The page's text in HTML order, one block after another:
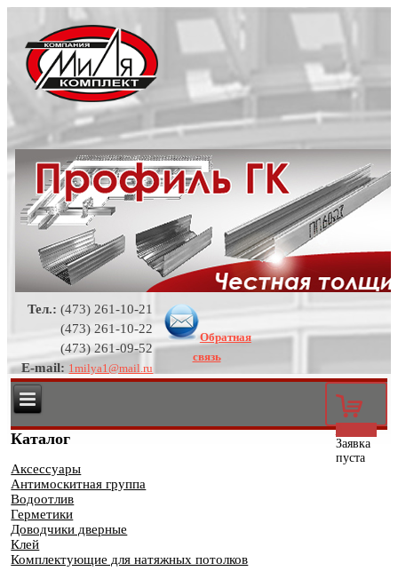
Тел.: (473) 261-10-21
(473) 261-10-22
(473) 261-09-52
E-mail: 1milya1@mail.ru
Обратная
связь
0
Заявка
пуста
Каталог
Аксессуары
Антимоскитная группа
Водоотлив
Герметики
Доводчики дверные
Клей
Комплектующие для натяжных потолков